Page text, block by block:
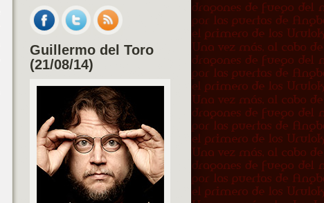
Guillermo del Toro
(21/08/14)